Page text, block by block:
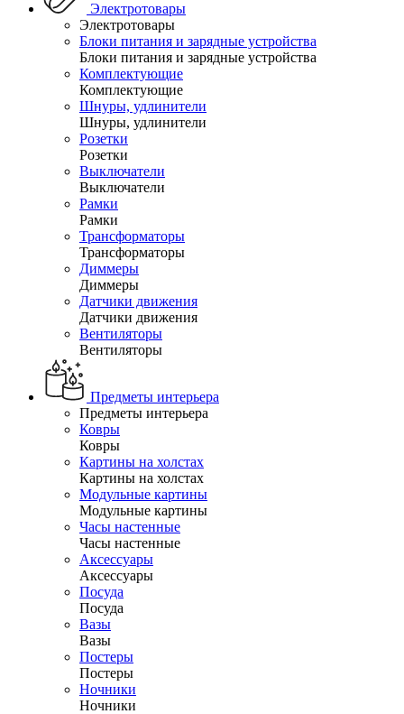
Электротовары
Электротовары
Блоки питания и зарядные устройства
Блоки питания и зарядные устройства
Комплектующие
Комплектующие
Шнуры, удлинители
Шнуры, удлинители
Розетки
Розетки
Выключатели
Выключатели
Рамки
Рамки
Трансформаторы
Трансформаторы
Диммеры
Диммеры
Датчики движения
Датчики движения
Вентиляторы
Вентиляторы
Предметы интерьера
Предметы интерьера
Ковры
Ковры
Картины на холстах
Картины на холстах
Модульные картины
Модульные картины
Часы настенные
Часы настенные
Аксессуары
Аксессуары
Посуда
Посуда
Вазы
Вазы
Постеры
Постеры
Ночники
Ночники